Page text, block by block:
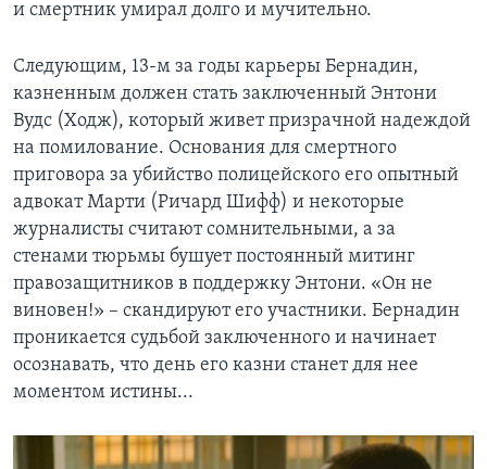
и смертник умирал долго и мучительно.
Следующим, 13-м за годы карьеры Бернадин,
казненным должен стать заключенный Энтони
Вудс (Ходж), который живет призрачной надеждой
на помилование. Основания для смертного
приговора за убийство полицейского его опытный
адвокат Марти (Ричард Шифф) и некоторые
журналисты считают сомнительными, а за
стенами тюрьмы бушует постоянный митинг
правозащитников в поддержку Энтони. «Он не
виновен!» – скандируют его участники. Бернадин
проникается судьбой заключенного и начинает
осознавать, что день его казни станет для нее
моментом истины...